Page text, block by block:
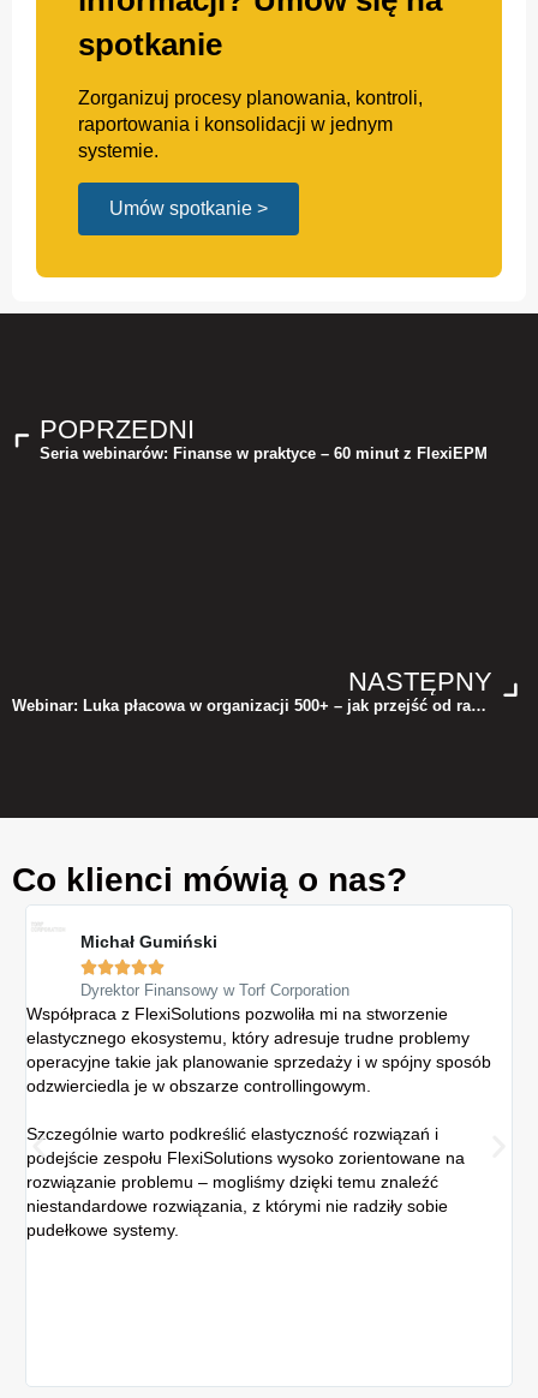
spotkanie
Zorganizuj procesy planowania, kontroli,
raportowania i konsolidacji w jednym
systemie.
Umów spotkanie >
POPRZEDNI
Seria webinarów: Finanse w praktyce – 60 minut z FlexiEPM
NASTĘPNY
Webinar: Luka płacowa w organizacji 500+ – jak przejść od raportu do decyzji
Co klienci mówią o nas?
Michał Gumiński

Dyrektor Finansowy w Torf Corporation
Współpraca z FlexiSolutions pozwoliła mi na stworzenie
elastycznego ekosystemu, który adresuje trudne problemy
operacyjne takie jak planowanie sprzedaży i w spójny sposób
odzwierciedla je w obszarze controllingowym.
Szczególnie warto podkreślić elastyczność rozwiązań i
podejście zespołu FlexiSolutions wysoko zorientowane na
rozwiązanie problemu – mogliśmy dzięki temu znaleźć
niestandardowe rozwiązania, z którymi nie radziły sobie
pudełkowe systemy.